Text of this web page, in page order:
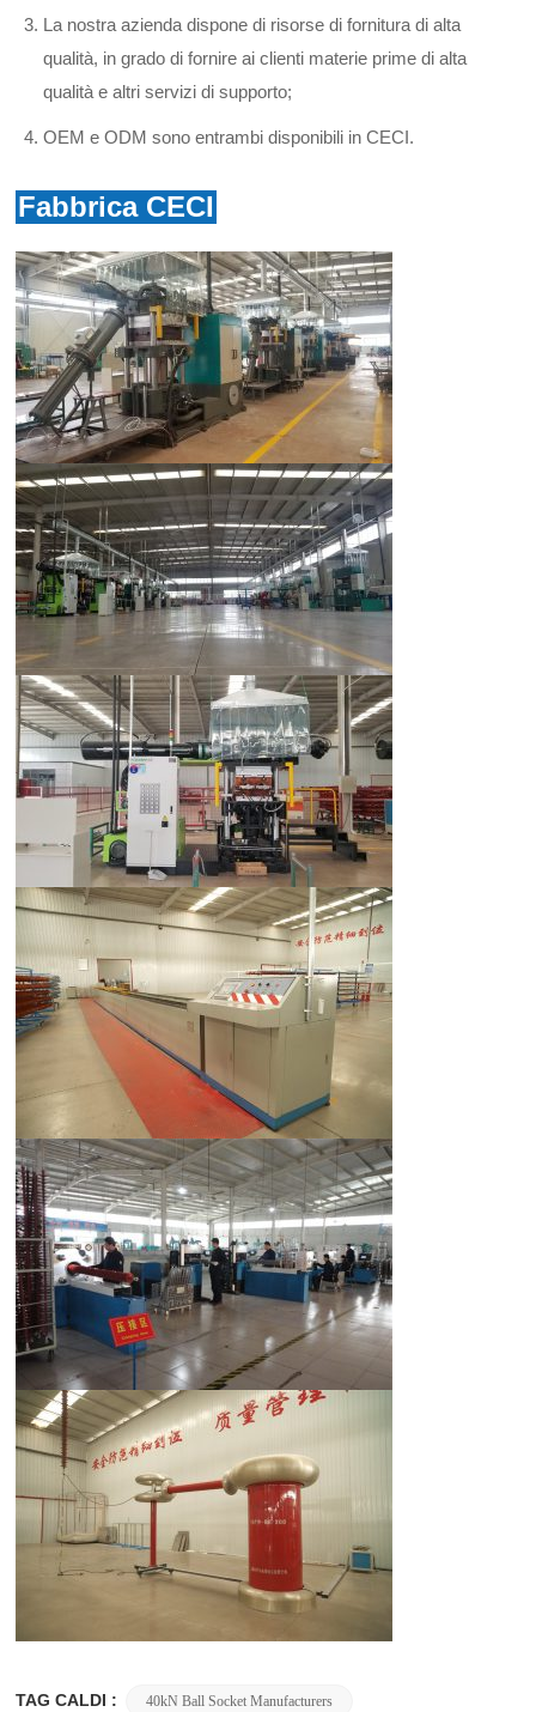
La nostra azienda dispone di risorse di fornitura di alta
qualità, in grado di fornire ai clienti materie prime di alta
qualità e altri servizi di supporto;
OEM e ODM sono entrambi disponibili in CECI.
Fabbrica CECI
TAG CALDI : 40kN Ball Socket Manufacturers